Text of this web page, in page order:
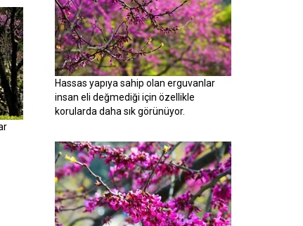
Hassas yapıya sahip olan erguvanlar
insan eli değmediği için özellikle
korularda daha sık görünüyor.